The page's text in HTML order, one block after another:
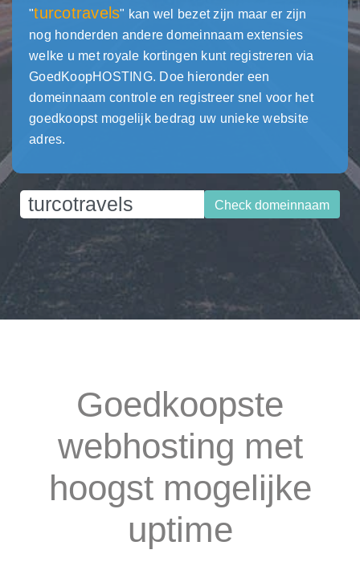
"turcotravels" kan wel bezet zijn maar er zijn
nog honderden andere domeinnaam extensies
welke u met royale kortingen kunt registreren via
GoedKoopHOSTING. Doe hieronder een
domeinnaam controle en registreer snel voor het
goedkoopst mogelijk bedrag uw unieke website
adres.
Check domeinnaam
Goedkoopste
webhosting met
hoogst mogelijke
uptime